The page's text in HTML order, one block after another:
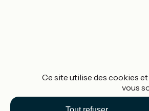
Ce site utilise des cookies
vous